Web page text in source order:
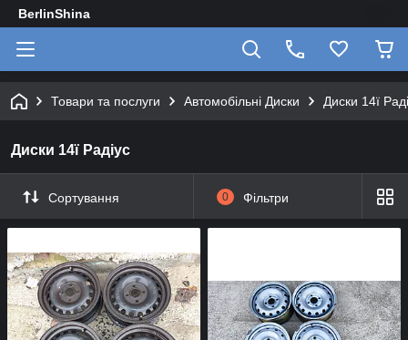
BerlinShina
Товари та послуги Автомобільні Диски Диски 14ї
Диски 14ї Радіус
Сортування 0 Фільтри